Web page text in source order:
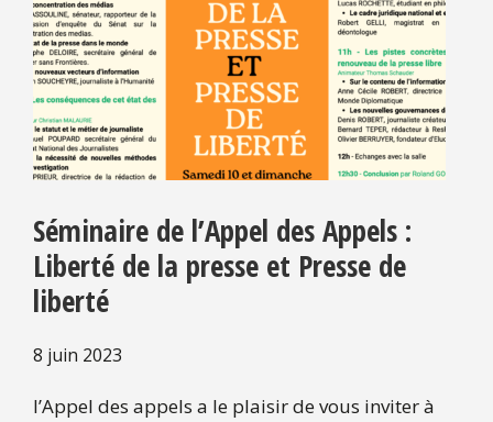
Séminaire de l’Appel des Appels :
Liberté de la presse et Presse de
liberté
8 juin 2023
l’Appel des appels a le plaisir de vous inviter à